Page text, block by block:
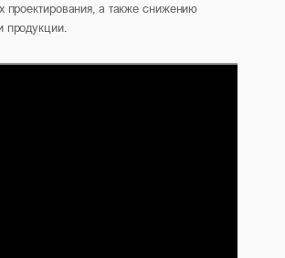
проектирования, а также снижению
продукции.